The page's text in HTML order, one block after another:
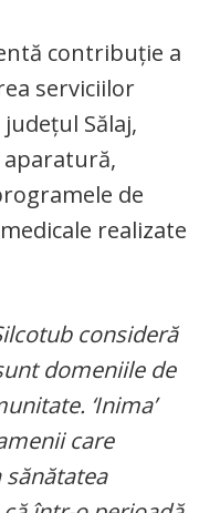
contribuție a
serviciilor
Sălaj,
de
realizate
consideră
domeniile de
‘Inima’
care
sănătatea